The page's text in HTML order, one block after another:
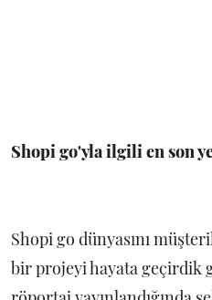
Shopi go'yla ilgili en son
Shopi go dünyasını
bir projeyi hayata geçirdik